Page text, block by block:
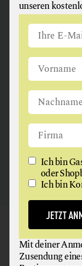
ANGUS
FLEISCH +
2326 Maria
GAUMEN HOCH
NEWSLETTER
unseren
Ich bin
oder
Ich bin
JETZT
Mit deiner
Zusendung